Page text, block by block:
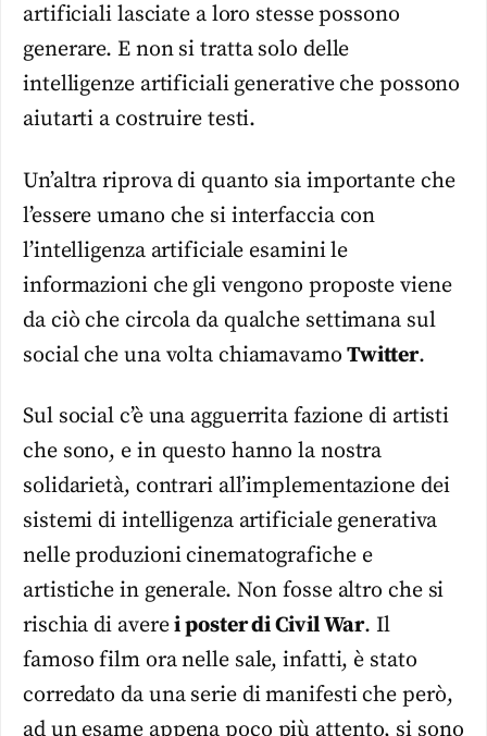
artificiali lasciate a loro stesse possono
generare. E non si tratta solo delle
intelligenze artificiali generative che possono
aiutarti a costruire testi.
Un’altra riprova di quanto sia importante che
l’essere umano che si interfaccia con
l’intelligenza artificiale esamini le
informazioni che gli vengono proposte viene
da ciò che circola da qualche settimana sul
social che una volta chiamavamo Twitter.
Sul social c’è una agguerrita fazione di artisti
che sono, e in questo hanno la nostra
solidarietà, contrari all’implementazione dei
sistemi di intelligenza artificiale generativa
nelle produzioni cinematografiche e
artistiche in generale. Non fosse altro che si
rischia di averei poster di Civil War. Il
famoso film ora nelle sale, infatti, è stato
corredato da una serie di manifesti che però,
ad un esame appena poco più attento, si sono